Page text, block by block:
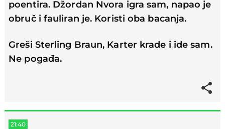
poentira. Džordan Nvora igra sam, napao je
obruč i fauliran je. Koristi oba bacanja.
Greši Sterling Braun, Karter krade i ide sam.
Ne pogađa.
21:40